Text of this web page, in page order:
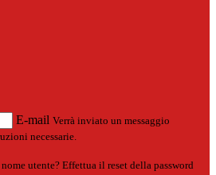
E-mail Verrà inviato un messaggio
necessarie.
utente? Effettua il reset della password